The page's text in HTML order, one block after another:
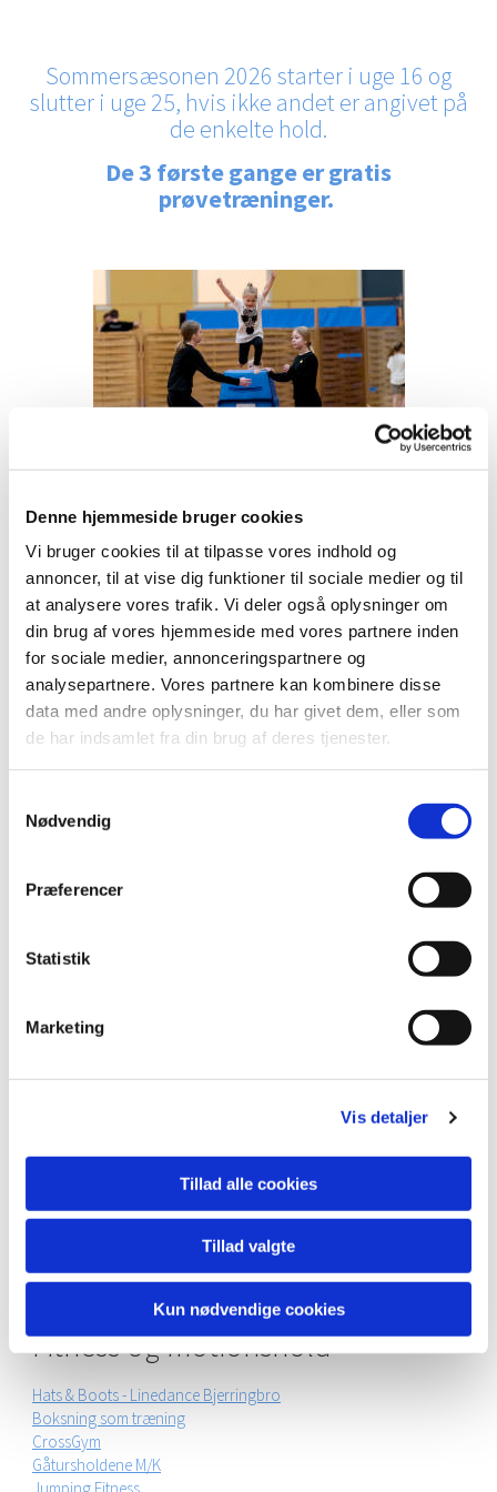
Denne hjemmeside bruger cookies
Vi bruger cookies til at tilpasse vores indhold og
annoncer, til at vise dig funktioner til sociale medier og til
at analysere vores trafik. Vi deler også oplysninger om
din brug af vores hjemmeside med vores partnere inden
for sociale medier, annonceringspartnere og
analysepartnere. Vores partnere kan kombinere disse
data med andre oplysninger, du har givet dem, eller som
de har indsamlet fra din brug af deres tjenester.
Nødvendig
Præferencer
Statistik
Marketing
Vis detaljer
Tillad alle cookies
Tillad valgte
Kun nødvendige cookies
Sommersæsonen 2026 starter i uge 16 og
slutter i uge 25, hvis ikke andet er angivet på
de enkelte hold.
De 3 første gange er gratis
prøvetræninger.
Børne- og familiehold
Beatkidz 0.-3. klasse
Jump4Fun 6-12 år
Glad Gymnastik 45+
Fitness og motionshold
Hats & Boots - Linedance Bjerringbro
Boksning som træning
CrossGym
Gåtursholdene M/K
Jumping Fitness